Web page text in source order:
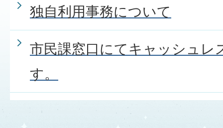
マイナンバーについて
国民年金について
独自利用事務について
市民課窓口にてキャッシュレ
す。